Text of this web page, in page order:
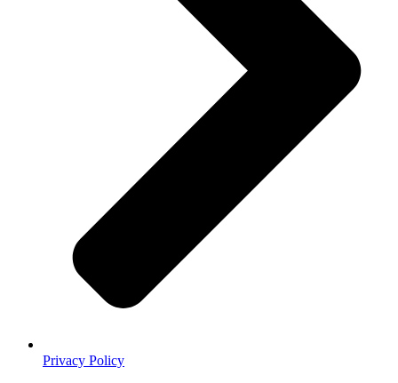
Privacy Policy